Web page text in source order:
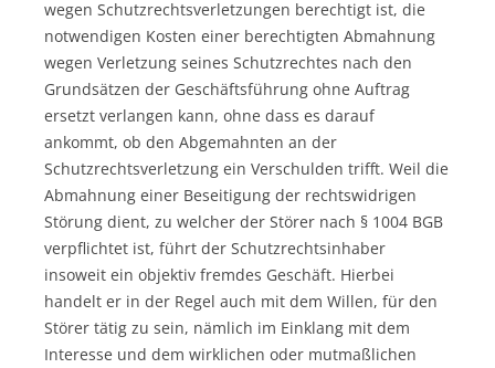
wegen Schutzrechtsverletzungen berechtigt ist, die
notwendigen Kosten einer berechtigten Abmahnung
wegen Verletzung seines Schutzrechtes nach den
Grundsätzen der Geschäftsführung ohne Auftrag
ersetzt verlangen kann, ohne dass es darauf
ankommt, ob den Abgemahnten an der
Schutzrechtsverletzung ein Verschulden trifft. Weil die
Abmahnung einer Beseitigung der rechtswidrigen
Störung dient, zu welcher der Störer nach § 1004 BGB
verpflichtet ist, führt der Schutzrechtsinhaber
insoweit ein objektiv fremdes Geschäft. Hierbei
handelt er in der Regel auch mit dem Willen, für den
Störer tätig zu sein, nämlich im Einklang mit dem
Interesse und dem wirklichen oder mutmaßlichen